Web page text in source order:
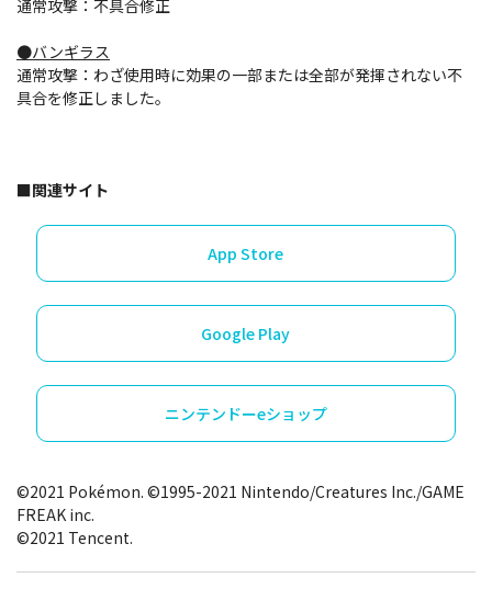
通常攻撃：不具合修正
●バンギラス
通常攻撃：わざ使用時に効果の一部または全部が発揮されない不
具合を修正しました。
■関連サイト
App Store
Google Play
ニンテンドーeショップ
©2021 Pokémon. ©1995-2021 Nintendo/Creatures Inc./GAME
FREAK inc.
©2021 Tencent.